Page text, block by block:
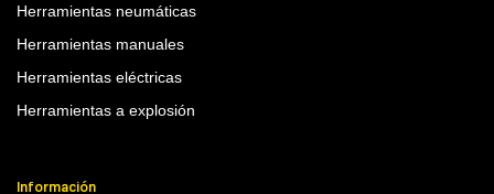
Herramientas neumáticas
Herramientas manuales
Herramientas eléctricas
Herramientas a explosión
Información